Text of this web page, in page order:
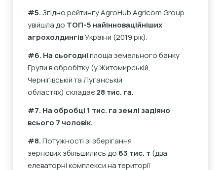
#5.Згідно рейтингу AgroHub Agricom Group
увійшла до ТОП-5 найінноваційніших
агрохолдингівУкраїни (2019 рік).
#6. На сьогодніплоща земельного банку
Групи в обробітку (у Житомирській,
Чернігівській та Луганській
областях) складає28 тис. га.
#7. На обробці 1 тис. га землі задіяно
всього 7 чоловік.
#8.Потужності зі зберігання
зернових збільшились до 63 тис. т (два
елеваторні комплекси на території